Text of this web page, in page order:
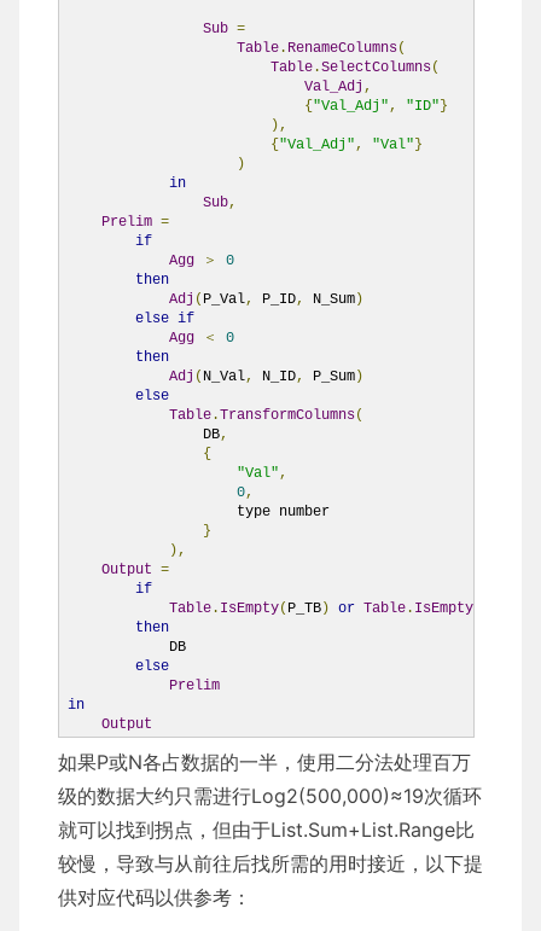
Sub =
Table . RenameColumns(
Table .SelectColumns(
Val_Adj ,
{"Val_Adj", "ID"}
),
{"Val_Adj", "Val"}
)
in
Sub,
Prelim =
if
Agg
＞
0
then
Adj ( P_Val, P_ID, N_Sum)
else if
Agg
＜
0
then
Adj ( N_Val, N_ID, P_Sum)
else
Table .TransformColumns(
                DB
,
{
"Val",
0,
                    type number
}
),
Output =
if
Table . IsEmpty( P_TB) or Table . IsEmpty
then
            DB
else
Prelim
in
Output
如果P或N各占数据的一半，使用二分法处理百万
级的数据大约只需进行Log2(500,000)≈19次循环
就可以找到拐点，但由于List.Sum+List.Range比
较慢，导致与从前往后找所需的用时接近，以下提
供对应代码以供参考：